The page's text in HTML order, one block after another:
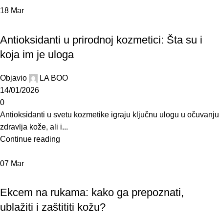
18 Mar
Antioksidanti u prirodnoj kozmetici: Šta su i
koja im je uloga
Objavio
LA BOO
14/01/2026
0
Antioksidanti u svetu kozmetike igraju ključnu ulogu u očuvanju
zdravlja kože, ali i...
Continue reading
07 Mar
Ekcem na rukama: kako ga prepoznati,
ublažiti i zaštititi kožu?